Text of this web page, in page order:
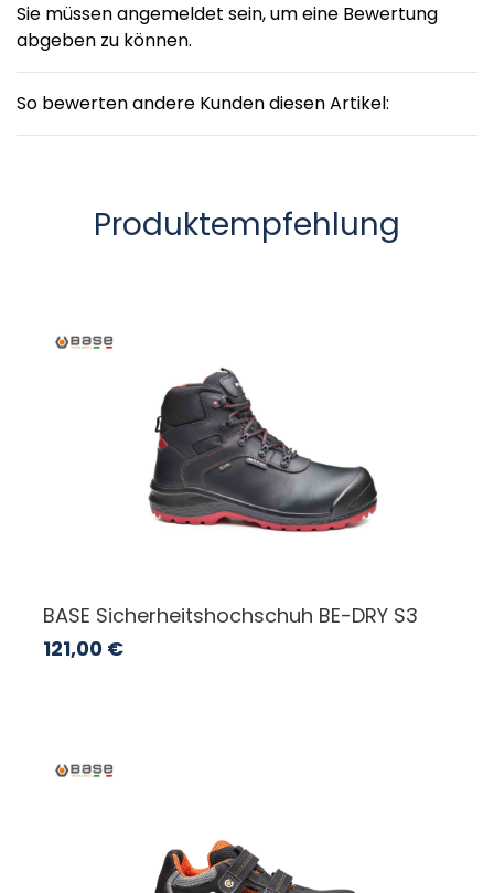
Sie müssen angemeldet sein, um eine Bewertung
abgeben zu können.
So bewerten andere Kunden diesen Artikel:
Produktempfehlung
BASE Sicherheitshochschuh BE-DRY S3
121,00 €